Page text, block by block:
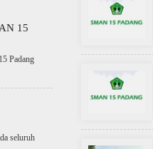
15
Padang
seluruh